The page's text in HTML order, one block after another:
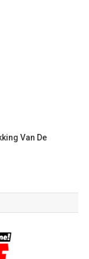
Van De